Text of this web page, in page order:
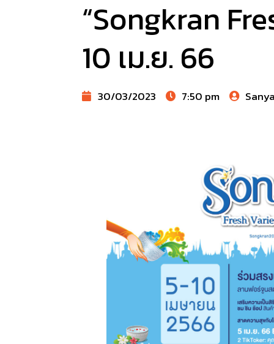
“Songkran
10 เม.ย. 66
30/03/2023 7:50 pm Sanya